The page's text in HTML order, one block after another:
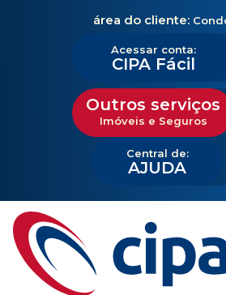
área do cliente:
Acessar conta:
CIPA Fácil
Outros serviços
Imóveis e Seguros
Central de:
AJUDA